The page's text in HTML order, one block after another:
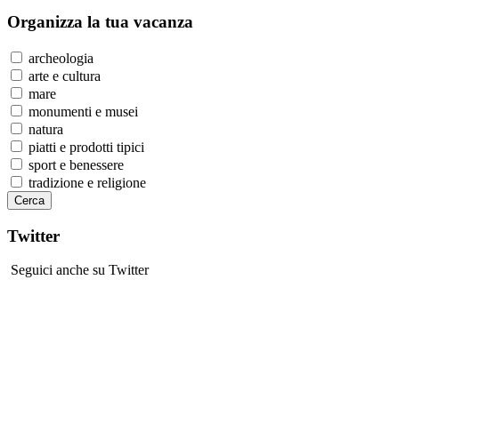
Organizza la tua vacanza
archeologia
arte e cultura
mare
monumenti e musei
natura
piatti e prodotti tipici
sport e benessere
tradizione e religione
Twitter
Seguici anche su Twitter